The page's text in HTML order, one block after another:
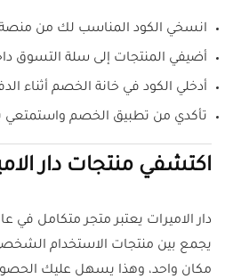
انسخي الكود المناسب لك من منصة
أضيفي المنتجات إلى سلة التسوق
أدخلي الكود في خانة الخصم أثناء
تأكدي من تطبيق الخصم
اكتشفي منتجات دار
دار الاميرات يعتبر متجر متكامل في
يجمع بين منتجات الاستخدام
مكان واحد، وهذا يسهل عليك